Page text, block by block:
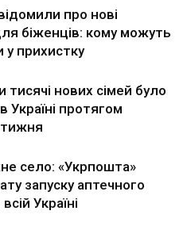
про нові
біженців: кому можуть
у прихистку
нових сімей було
Україні протягом
село: «Укрпошта»
запуску аптечного
Україні